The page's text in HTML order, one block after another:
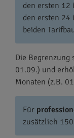
den ersten 12
den ersten 24
beiden
Die Begrenzung
01.09.) und
Monaten (z.B.
Für
zusätzlich